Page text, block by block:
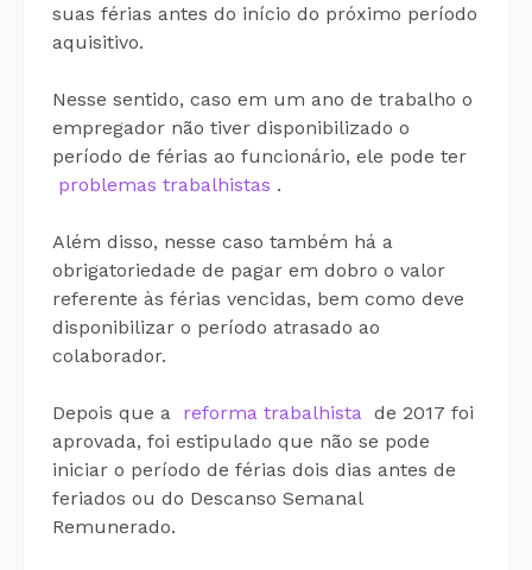
suas férias antes do início do próximo período
aquisitivo.
Nesse sentido, caso em um ano de trabalho o
empregador não tiver disponibilizado o
período de férias ao funcionário, ele pode ter
problemas trabalhistas .
Além disso, nesse caso também há a
obrigatoriedade de pagar em dobro o valor
referente às férias vencidas, bem como deve
disponibilizar o período atrasado ao
colaborador.
Depois que a reforma trabalhista de 2017 foi
aprovada, foi estipulado que não se pode
iniciar o período de férias dois dias antes de
feriados ou do Descanso Semanal
Remunerado.